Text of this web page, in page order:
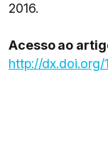
2016.
Acesso ao
http://dx.doi.org/